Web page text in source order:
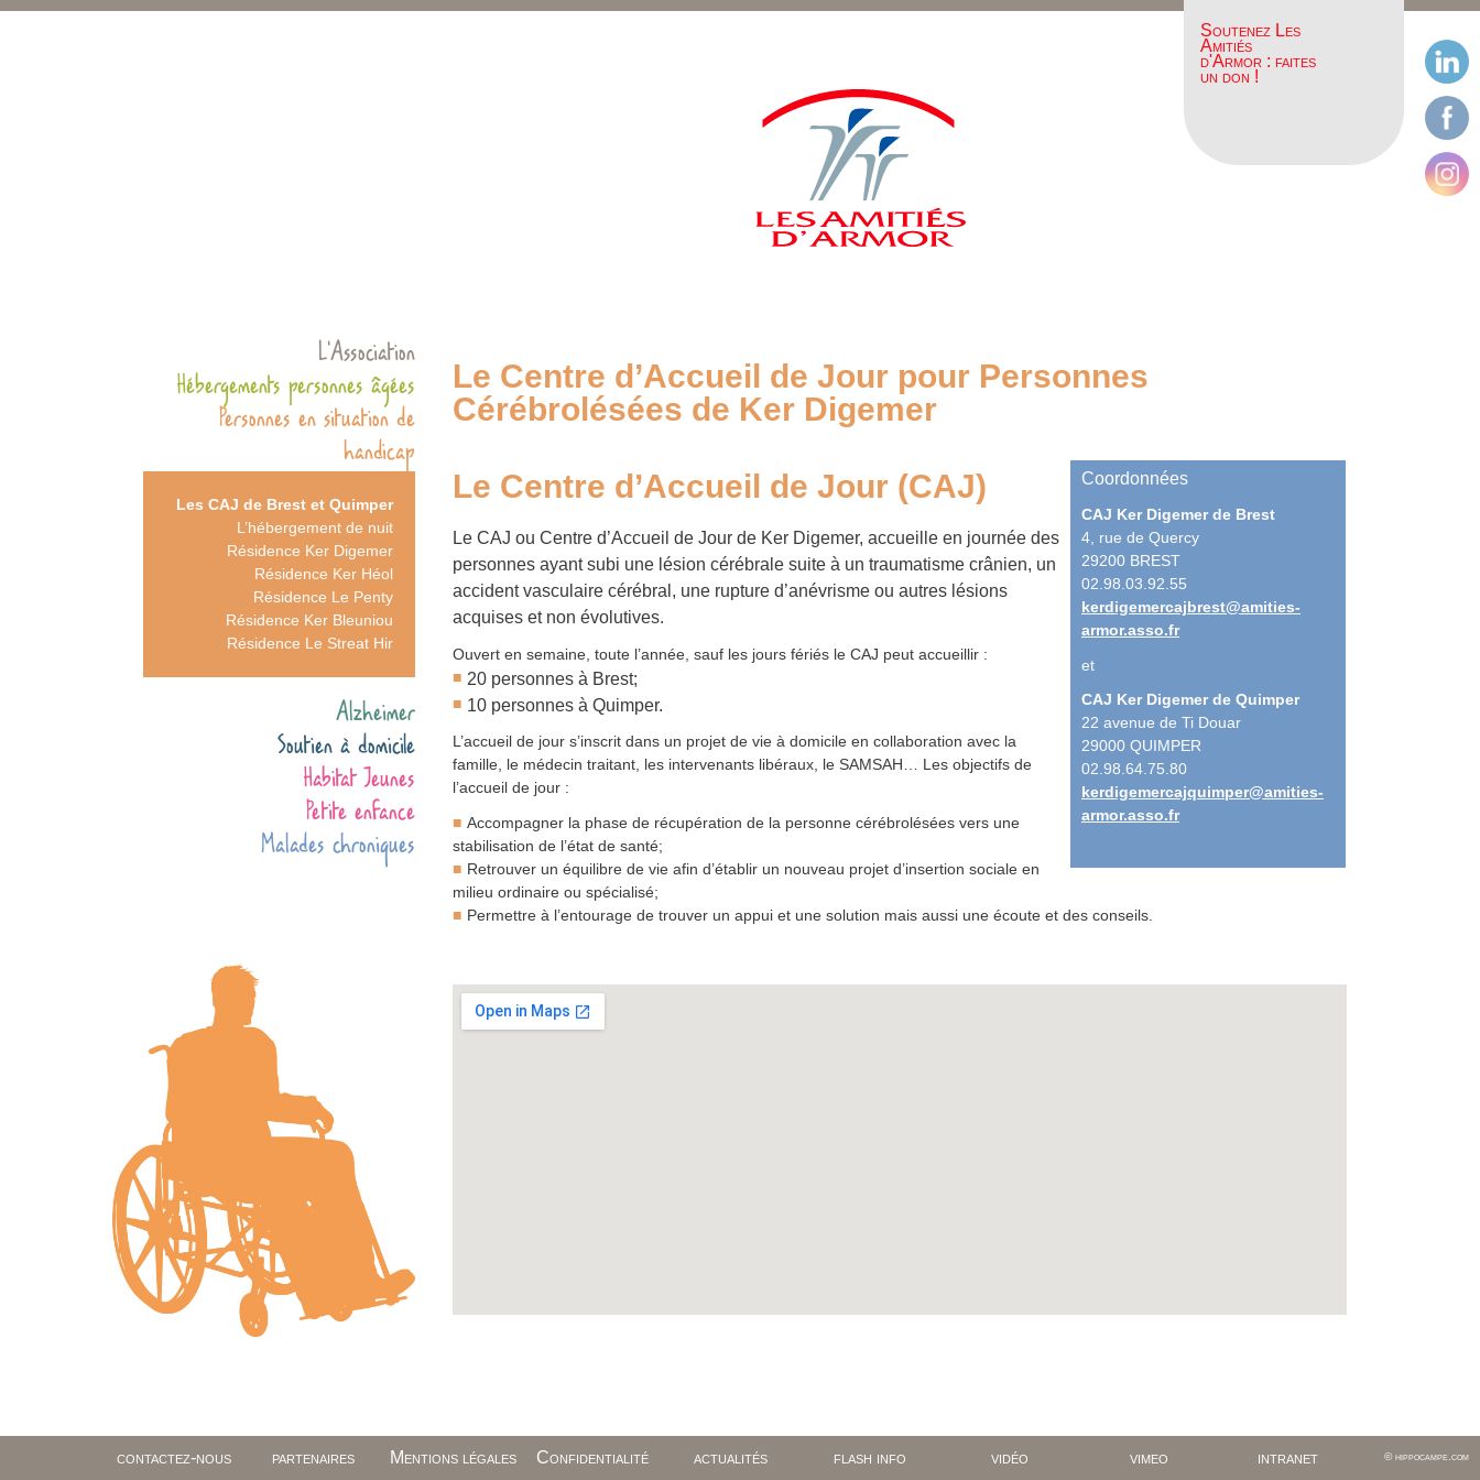
Soutenez Les
Amitiés
d'Armor : faites
un don !
L’Association
Hébergements personnes âgées
Personnes en situation de
handicap
Les CAJ de Brest et Quimper
L’hébergement de nuit
Résidence Ker Digemer
Résidence Ker Héol
Résidence Le Penty
Résidence Ker Bleuniou
Résidence Le Streat Hir
Alzheimer
Soutien à domicile
Habitat Jeunes
Petite enfance
Malades chroniques
Le Centre d’Accueil de Jour pour Personnes
Cérébrolésées de Ker Digemer
Coordonnées
CAJ Ker Digemer de Brest
4, rue de Quercy
29200 BREST
02.98.03.92.55
kerdigemercajbrest@amities-
armor.asso.fr
et
CAJ Ker Digemer de Quimper
22 avenue de Ti Douar
29000 QUIMPER
02.98.64.75.80
kerdigemercajquimper@amities-
armor.asso.fr
Le Centre d’Accueil de Jour (CAJ)
Le CAJ ou Centre d’Accueil de Jour de Ker Digemer, accueille en journée des
personnes ayant subi une lésion cérébrale suite à un traumatisme crânien, un
accident vasculaire cérébral, une rupture d’anévrisme ou autres lésions
acquises et non évolutives.
Ouvert en semaine, toute l’année, sauf les jours fériés le CAJ peut accueillir :
20 personnes à Brest;
10 personnes à Quimper.
L’accueil de jour s’inscrit dans un projet de vie à domicile en collaboration avec la
famille, le médecin traitant, les intervenants libéraux, le SAMSAH… Les objectifs de
l’accueil de jour :
Accompagner la phase de récupération de la personne cérébrolésées vers une
stabilisation de l’état de santé;
Retrouver un équilibre de vie afin d’établir un nouveau projet d’insertion sociale en
milieu ordinaire ou spécialisé;
Permettre à l’entourage de trouver un appui et une solution mais aussi une écoute et des conseils.
contactez-nous partenaires Mentions légales Confidentialité actualités flash info vidéo vimeo intranet hippocampe.com